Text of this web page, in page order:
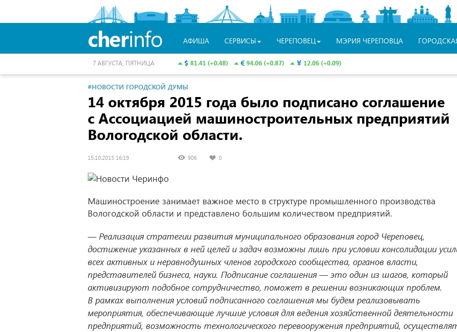
cherinfo АФИША СЕРВИСЫ ЧЕРЕПОВЕЦ МЭРИЯ ЧЕРЕПОВЦА
81.41 (+0.48) 94.06 (+0.87) 12.06 (+0.09)
7 АВГУСТА, ПЯТНИЦА
#НОВОСТИ ГОРОДСКОЙ ДУМЫ
14 октября 2015 года было подписано соглашение
с Ассоциацией машиностроительных предприятий
Вологодской области.
15.10.2015 16:19 906 0
Машиностроение занимает важное место в структуре промышленного производства
Вологодской области и представлено большим количеством предприятий.
— Реализация стратегии развития муниципального образования город Череповец,
достижение указанных в ней целей и задач возможны лишь при условии консолидации
всех активных и неравнодушных членов городского сообщества, органов власти,
представителей бизнеса, науки. Подписание соглашения — это один из шагов, который
активизируют подобное сотрудничество, поможет в решении возникающих проблем.
В рамках выполнения условий подписанного соглашения мы будем реализовывать
мероприятия, обеспечивающие лучшие условия для ведения хозяйственной деятельности
предприятий, возможность технологического перевооружения предприятий,